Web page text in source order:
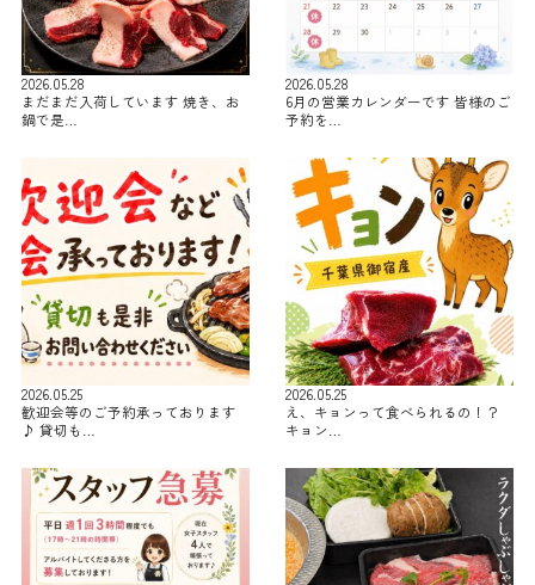
2026.05.28
まだまだ入荷しています 焼き、お
鍋で是…
2026.05.28
6月の営業カレンダーです 皆様のご
予約を…
2026.05.25
歓迎会等のご予約承っております
♪ 貸切も…
2026.05.25
え、キョンって食べられるの！？
キョン…